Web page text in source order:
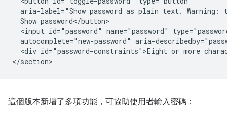
aria-label="Show password as plain text. Warning:
  Show password</button>
<input id="password" name="password"
autocomplete="new-password" aria-
<div id="password-constraints">Eight or more
這個版本新增了多項功能，可協助使用者輸入密碼：